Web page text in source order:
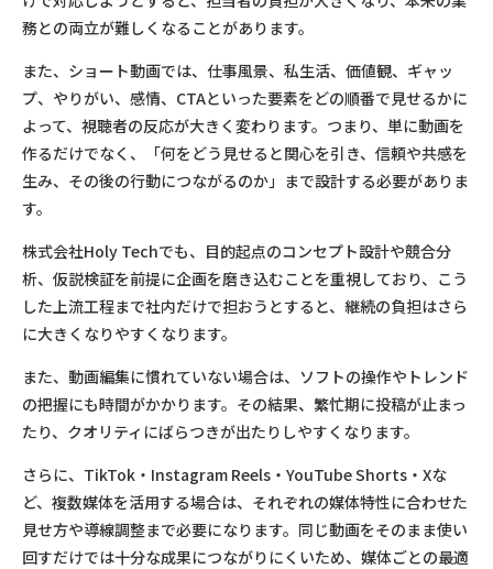
務との両立が難しくなることがあります。
また、ショート動画では、仕事風景、私生活、価値観、ギャッ
プ、やりがい、感情、CTAといった要素をどの順番で見せるかに
よって、視聴者の反応が大きく変わります。つまり、単に動画を
作るだけでなく、「何をどう見せると関心を引き、信頼や共感を
生み、その後の行動につながるのか」まで設計する必要がありま
す。
株式会社Holy Techでも、目的起点のコンセプト設計や競合分
析、仮説検証を前提に企画を磨き込むことを重視しており、こう
した上流工程まで社内だけで担おうとすると、継続の負担はさら
に大きくなりやすくなります。
また、動画編集に慣れていない場合は、ソフトの操作やトレンド
の把握にも時間がかかります。その結果、繁忙期に投稿が止まっ
たり、クオリティにばらつきが出たりしやすくなります。
さらに、TikTok・Instagram Reels・YouTube Shorts・Xな
ど、複数媒体を活用する場合は、それぞれの媒体特性に合わせた
見せ方や導線調整まで必要になります。同じ動画をそのまま使い
回すだけでは十分な成果につながりにくいため、媒体ごとの最適